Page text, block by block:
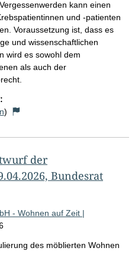
kann einen
und -patienten
Voraussetzung ist, dass es
und wissenschaftlichen
wird es sowohl dem
als auch der
)
der
Bundesrat
- Wohnen auf Zeit |
des möblierten Wohnen